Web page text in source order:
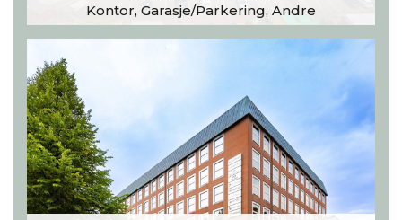
Kontor, Garasje/Parkering, Andre